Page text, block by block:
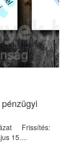
Frissítés:
15....